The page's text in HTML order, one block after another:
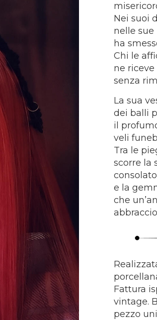
Nei suoi
nelle
ha
Chi le
ne
senza
La sua
dei balli
il
veli
Tra le
scorre la
e la
che
abbraccio
Fattura
vintage.
pezzo